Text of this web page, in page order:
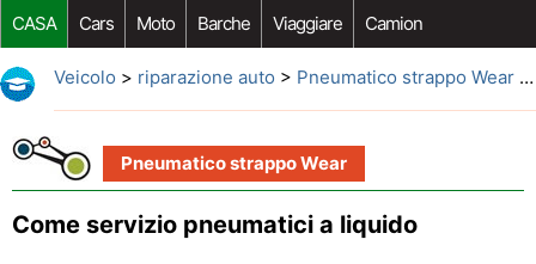
CASA Cars Moto Barche Viaggiare Camion
Riparazione Auto Acquisto Auto Car Opzioni Aftermarket
Veicolo > riparazione auto > Pneumatico strappo Wear> Come servizio pneumatici a liquido
Pneumatico strappo Wear
Come servizio pneumatici a liquido